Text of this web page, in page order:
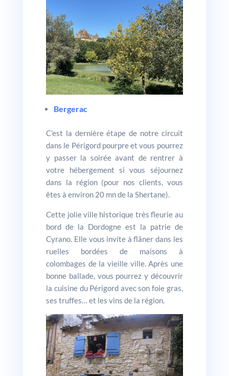
Bergerac
C’est la dernière étape de notre circuit
dans le Périgord pourpre et vous pourrez
y passer la soirée avant de rentrer à
votre hébergement si vous séjournez
dans la région (pour nos clients, vous
êtes à environ 20 mn de la Shertane).
Cette jolie ville historique très fleurie au
bord de la Dordogne est la patrie de
Cyrano. Elle vous invite à flâner dans les
ruelles bordées de maisons à
colombages de la vieille ville. Après une
bonne ballade, vous pourrez y découvrir
la cuisine du Périgord avec son foie gras,
ses truffes… et les vins de la région.